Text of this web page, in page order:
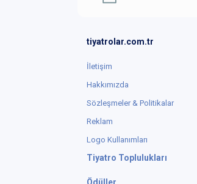
tiyatrolar.com.tr
İletişim
Hakkımızda
Sözleşmeler & Politikalar
Reklam
Logo Kullanımları
Tiyatro Toplulukları